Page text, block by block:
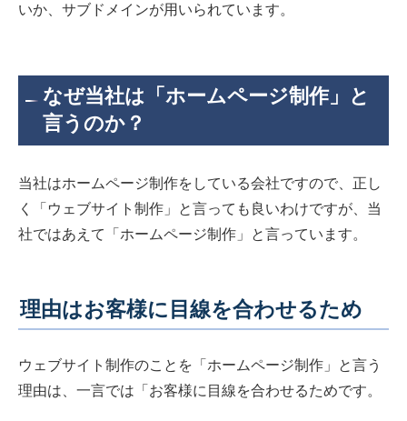
いか、サブドメインが用いられています。
なぜ当社は「ホームページ制作」と
言うのか？
当社はホームページ制作をしている会社ですので、正し
く「ウェブサイト制作」と言っても良いわけですが、当
社ではあえて「ホームページ制作」と言っています。
理由はお客様に目線を合わせるため
ウェブサイト制作のことを「ホームページ制作」と言う
理由は、一言では「お客様に目線を合わせるためです。